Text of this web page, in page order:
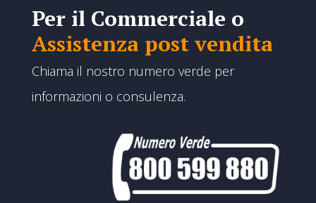
Per il Commerciale o
Assistenza post vendita
Chiama il nostro numero verde per
informazioni o consulenza.